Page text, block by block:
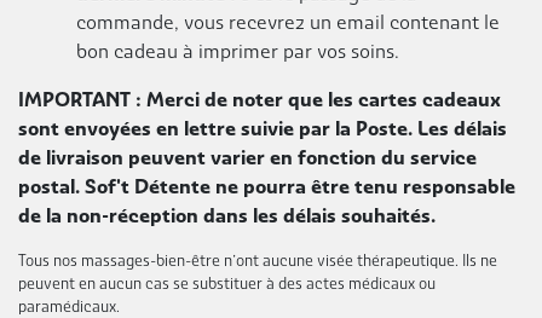
commande, vous recevrez un email contenant le
bon cadeau à imprimer par vos soins.
IMPORTANT : Merci de noter que les cartes cadeaux
sont envoyées en lettre suivie par la Poste. Les délais
de livraison peuvent varier en fonction du service
postal. Sof't Détente ne pourra être tenu responsable
de la non-réception dans les délais souhaités.
Tous nos massages-bien-être n’ont aucune visée thérapeutique. Ils ne
peuvent en aucun cas se substituer à des actes médicaux ou
paramédicaux.